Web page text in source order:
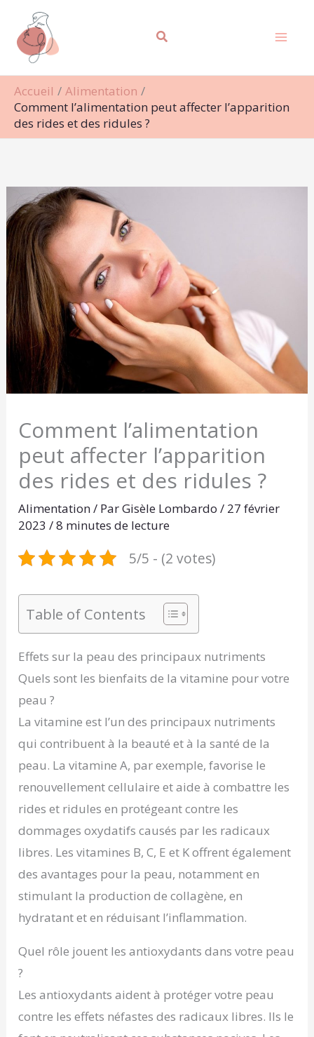
contenu
Accueil
Alimentation
Comment l’alimentation peut affecter l’apparition
des rides et des ridules ?
Comment l’alimentation
peut affecter l’apparition
des rides et des ridules ?
Alimentation/ ParGisèle Lombardo/ 27 février
2023/8 minutes de lecture
5/5 - (2 votes)
Table of Contents
Effets sur la peau des principaux nutriments
Quels sont les bienfaits de la vitamine pour votre
peau ?
La vitamine est l’un des principaux nutriments
qui contribuent à la beauté et à la santé de la
peau. La vitamine A, par exemple, favorise le
renouvellement cellulaire et aide à combattre les
rides et ridules en protégeant contre les
dommages oxydatifs causés par les radicaux
libres. Les vitamines B, C, E et K offrent également
des avantages pour la peau, notamment en
stimulant la production de collagène, en
hydratant et en réduisant l’inflammation.
Quel rôle jouent les antioxydants dans votre peau
?
Les antioxydants aident à protéger votre peau
contre les effets néfastes des radicaux libres. Ils le
Rechercher